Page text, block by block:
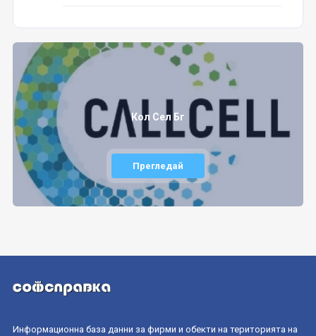
Кол Сел Бг
Прегледай
Информационна база данни за фирми и обекти на територията на